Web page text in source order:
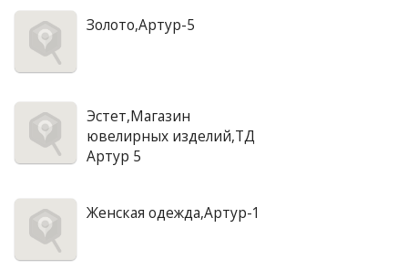
Золото,Артур-5
Эстет,Магазин
ювелирных изделий,ТД
Артур 5
Женская одежда,Артур-1